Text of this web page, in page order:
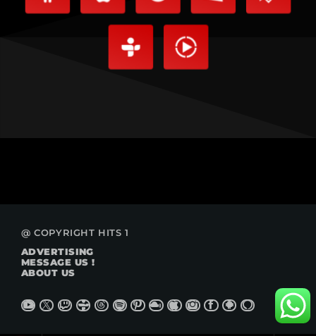
@ COPYRIGHT HITS 1
ADVERTISING
MESSAGE US !
ABOUT US